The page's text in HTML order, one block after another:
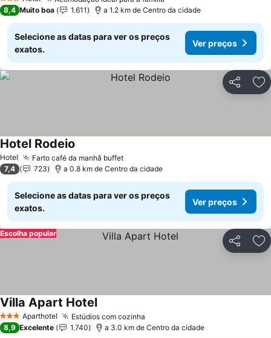
3 Estrelas
8,4 Muito boa 1.611 a 1.2 km de Centro da cidade
Selecione as datas para ver os preços
exatos.
Ver preços
Partilhar
Hotel Farto café da manhã buffet
Hotel Rodeio
7,4 723 a 0.8 km de Centro da cidade
Selecione as datas para ver os preços
exatos.
Ver preços
Partilhar
Escolha popular
3 EstrelasAparthotel Estúdios com cozinha
Villa Apart Hotel
8,9 Excelente 1.740 a 3.0 km de Centro da cidade